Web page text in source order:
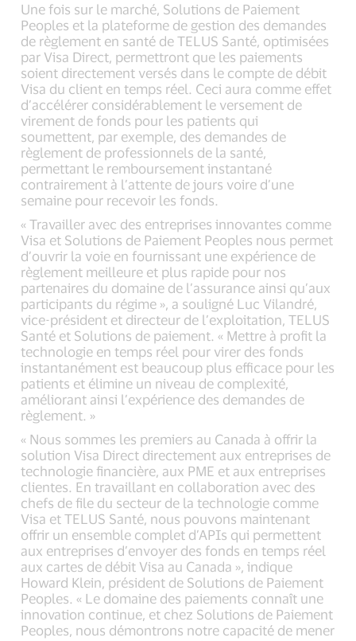
Une fois sur le marché, Solutions de Paiement
Peoples et la plateforme de gestion des demandes
de règlement en santé de TELUS Santé, optimisées
par Visa Direct, permettront que les paiements
soient directement versés dans le compte de débit
Visa du client en temps réel. Ceci aura comme effet
d’accélérer considérablement le versement de
virement de fonds pour les patients qui
soumettent, par exemple, des demandes de
règlement de professionnels de la santé,
permettant le remboursement instantané
contrairement à l’attente de jours voire d’une
semaine pour recevoir les fonds.
« Travailler avec des entreprises innovantes comme
Visa et Solutions de Paiement Peoples nous permet
d’ouvrir la voie en fournissant une expérience de
règlement meilleure et plus rapide pour nos
partenaires du domaine de l’assurance ainsi qu’aux
participants du régime », a souligné Luc Vilandré,
vice-président et directeur de l’exploitation, TELUS
Santé et Solutions de paiement. « Mettre à profit la
technologie en temps réel pour virer des fonds
instantanément est beaucoup plus efficace pour les
patients et élimine un niveau de complexité,
améliorant ainsi l’expérience des demandes de
règlement. »
« Nous sommes les premiers au Canada à offrir la
solution Visa Direct directement aux entreprises de
technologie financière, aux PME et aux entreprises
clientes. En travaillant en collaboration avec des
chefs de file du secteur de la technologie comme
Visa et TELUS Santé, nous pouvons maintenant
offrir un ensemble complet d’APIs qui permettent
aux entreprises d’envoyer des fonds en temps réel
aux cartes de débit Visa au Canada », indique
Howard Klein, président de Solutions de Paiement
Peoples. « Le domaine des paiements connaît une
innovation continue, et chez Solutions de Paiement
Peoples, nous démontrons notre capacité de mener